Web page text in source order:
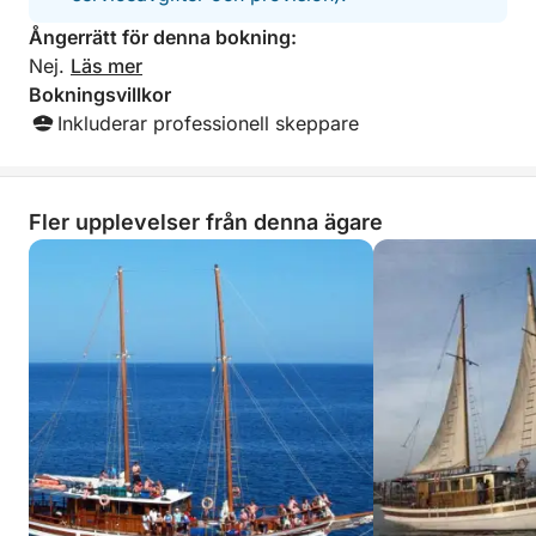
att den korta resan känns lyxig och smidig.
Denna kryssning är perfekt för alla som vill uppleva
kustens charm utan att tillbringa hela dagen till sjöss.
Med en blandning av sevärdheter, berättelser och ett
Ångerrätt för denna bokning:
Nej. Läs mer
Bokningsvillkor
Inkluderar professionell skeppare
Fler upplevelser från denna ägare